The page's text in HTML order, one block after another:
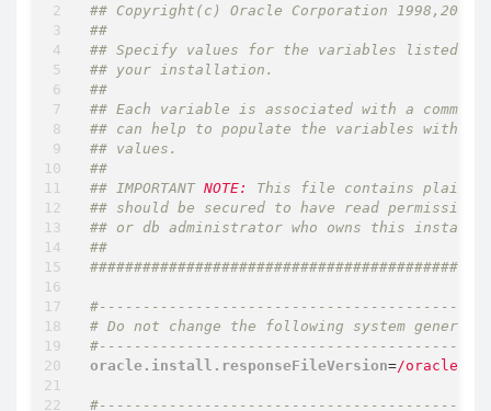
## Copyright(c) Oracle Corporation
##
## Specify values for the variables listed
## your installation.
##
## Each variable is associated with a
## can help to populate the variables with
##
## IMPORTANT NOTE:
This file contains plain
## should be secured to have read
## or db administrator who owns this
##
# Do not change the following system
oracle.install.responseFileVersion=/oracle/